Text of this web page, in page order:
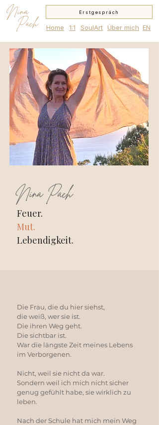
Home Über mich
Nina
Pach
Erstgespräch
1:1 SoulArt EN
Nina Pach
Feuer.
Mut.
Lebendigkeit.
Die Frau, die du hier siehst,
die weiß, wer sie ist.
Die ihren Weg geht.
Die sichtbar ist.
War die längste Zeit meines Lebens
im Verborgenen.
Nicht, weil sie nicht da war.
Sondern weil ich mich nicht sicher
genug gefühlt habe, sie wirklich zu
leben.
Nach der Schule hat mich mein Weg